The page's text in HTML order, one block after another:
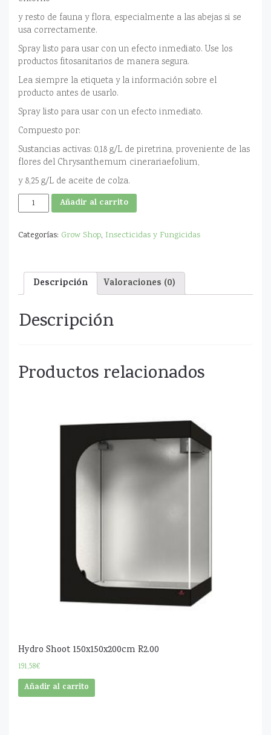
y resto de fauna y flora, especialmente a las abejas si se
usa correctamente.
Spray listo para usar con un efecto inmediato. Use los
productos fitosanitarios de manera segura.
Lea siempre la etiqueta y la información sobre el
producto antes de usarlo.
Spray listo para usar con un efecto inmediato.
Compuesto por:
Sustancias activas: 0,18 g/L de piretrina, proveniente de las
flores del Chrysanthemum cinerariaefolium,
y 8,25 g/L de aceite de colza.
Insecticida
Acaricida
RTU
Añadir al carrito
Categorías: Grow Shop, Insecticidas y Fungicidas
Descripción Valoraciones (0)
Descripción
Productos relacionados
Hydro Shoot 150x150x200cm R2.00
191,58€
Añadir al carrito